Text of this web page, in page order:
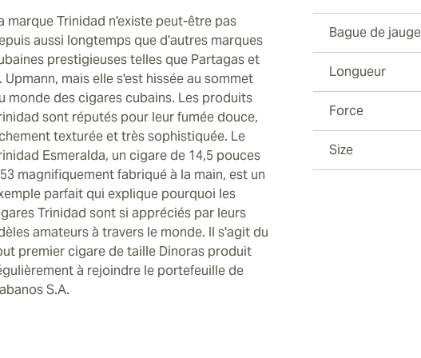
marque Trinidad n'existe peut-être pas
aussi longtemps que d'autres marques
prestigieuses telles que Partagas et
Upmann, mais elle s'est hissée au sommet
monde des cigares cubains. Les produits
sont réputés pour leur fumée douce,
texturée et très sophistiquée. Le
Esmeralda, un cigare de 14,5 pouces
magnifiquement fabriqué à la main, est un
parfait qui explique pourquoi les
Trinidad sont si appréciés par leurs
amateurs à travers le monde. Il s'agit du
premier cigare de taille Dinoras produit
à rejoindre le portefeuille de
S.A.
Bague de jauge
Longueur
Force
Size